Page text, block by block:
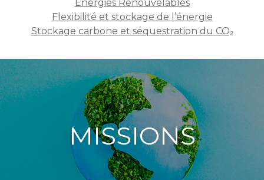
Énergies Renouvelables
Flexibilité et stockage de l’énergie
Stockage carbone et séquestration du CO₂
MISSIONS